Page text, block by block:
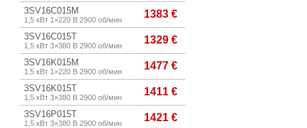
3SV16C015M
1,5 кВт 1×220 В 2900 об/мин 1383 €
3SV16C015T
1,5 кВт 3×380 В 2900 об/мин 1329 €
3SV16K015M
1,5 кВт 1×220 В 2900 об/мин 1477 €
3SV16K015T
1,5 кВт 3×380 В 2900 об/мин 1411 €
3SV16P015T
1,5 кВт 3×380 В 2900 об/мин 1421 €